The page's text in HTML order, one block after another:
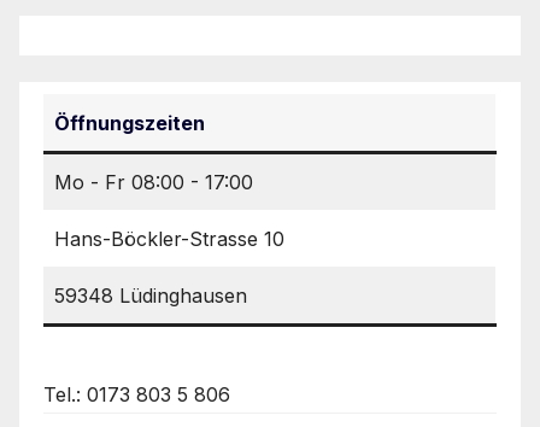
Öffnungszeiten
Mo - Fr 08:00 - 17:00
Hans-Böckler-Strasse 10
59348 Lüdinghausen
Tel.: 0173 803 5 806